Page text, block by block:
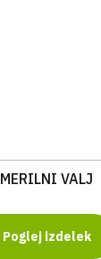
MERILNI VALJ
Poglej izdelek